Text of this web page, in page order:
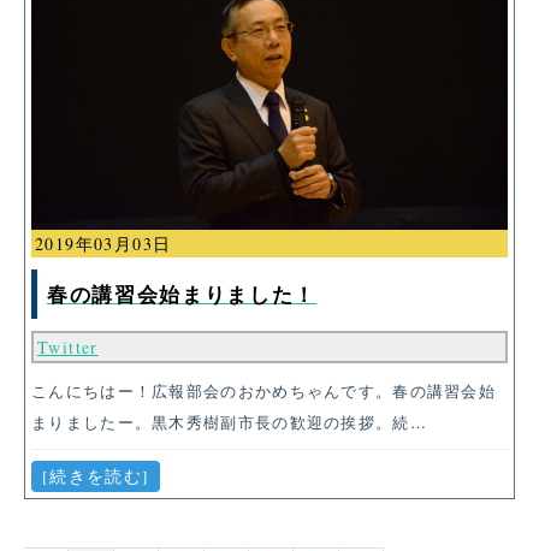
2019年03月03日
春の講習会始まりました！
Twitter
こんにちはー！広報部会のおかめちゃんです。春の講習会始
まりましたー。黒木秀樹副市長の歓迎の挨拶。続…
[続きを読む]